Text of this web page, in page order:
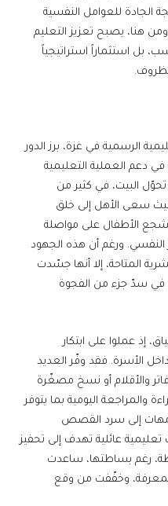
الجادة للعوامل النفسية
هنا، يصبح تعزيز التعليم
بل استثماراً استراتيجياً
الرسمية في غزة، برز الدور
دعم العملية التعليمية
البيت، في كثير من
سعى الأهل إلى خلق
الأطفال على مواصلة
النفسي. ورغم أن هذه الجهود
المتاحة، إلا أنها جسّدت
في سدّ جزء من الفجوة
إذ عملوا على ابتكار
الأسرة. فقد وفّر العديد
والأقلام أو نسخ مصغّرة
والمراجعة اليومية بما يتوفر
إلى سرد القصص
تعليمية عائلية تهدف إلى تحفيز
رغم بساطتها، ساعدت
وخفّفت من وقع